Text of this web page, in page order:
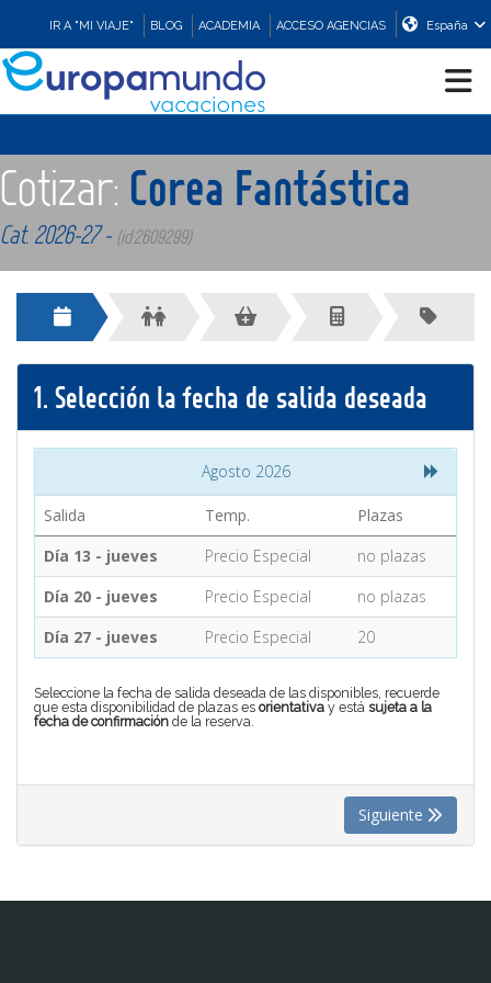
IR A "MI VIAJE" BLOG ACADEMIA ACCESO AGENCIAS España
COMPRAR
CONTACTO
MÁS
Cotizar: Corea Fantástica
Cat. 2026-27 - (id:2609299)
1. Selección la fecha de salida deseada
Agosto 2026
Salida Temp.
Plazas
Día 13 - jueves
Precio Especial
no plazas
Día 20 - jueves
Precio Especial
no plazas
Día 27 - jueves
Precio Especial 20
Seleccione la fecha de salida deseada de las disponibles, recuerde
que esta disponibilidad de plazas es orientativa y está sujeta a la
fecha de confirmación de la reserva.
Siguiente